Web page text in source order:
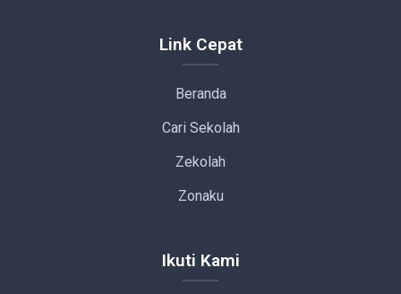
Link Cepat
Beranda
Cari Sekolah
Zekolah
Zonaku
Ikuti Kami